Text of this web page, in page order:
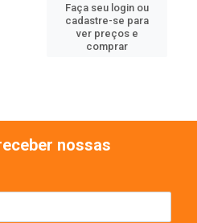
Faça seu login ou
cadastre-se para
ver preços e
comprar
nossas